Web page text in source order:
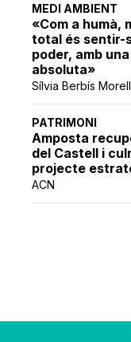
MEDI AMBIENT
«Com a humà,
total és sentir-
poder, amb
absoluta»
Sílvia Berbís
PATRIMONI
Amposta
del Castell i
projecte
ACN